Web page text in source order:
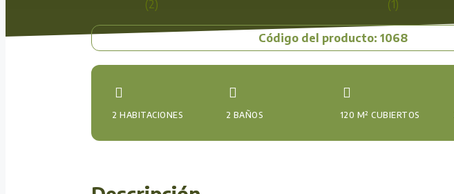
Código del producto: 1068
2 HABITACIONES 2 BAÑOS 120 M² CUBIERTOS